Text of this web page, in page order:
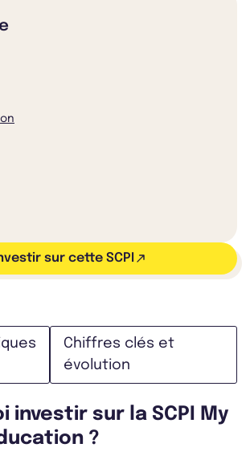
sur cette SCPI
Chiffres clés et
évolution
investir sur la SCPI My
?